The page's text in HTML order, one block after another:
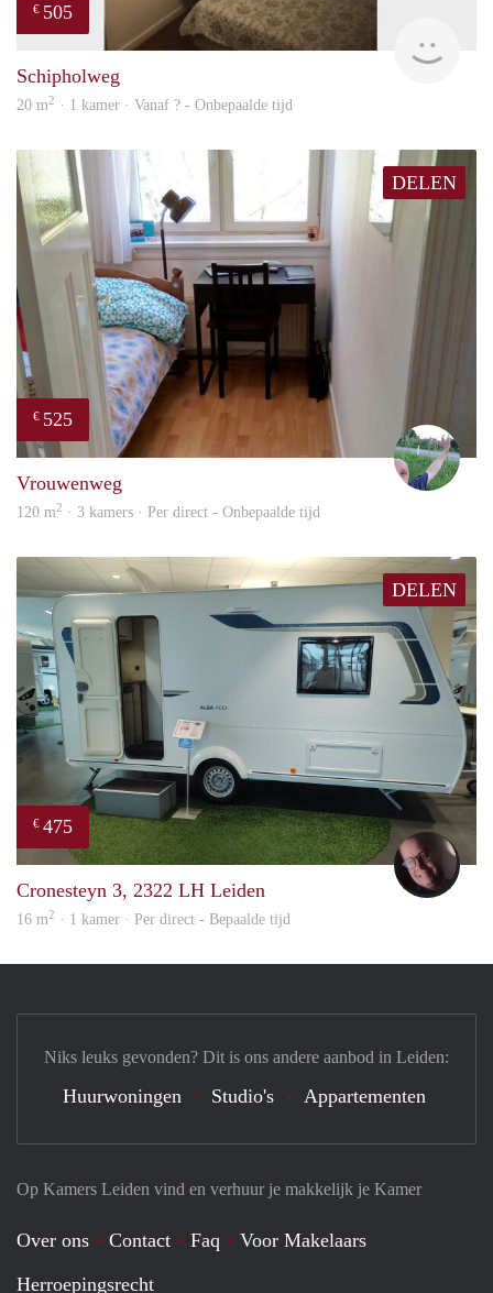
€ 505
Schipholweg
20 m2 · 1 kamer · Vanaf ? - Onbepaalde tijd
DELEN
€ 525
Vrouwenweg
120 m2 · 3 kamers · Per direct - Onbepaalde tijd
DELEN
€ 475
Cronesteyn 3, 2322 LH Leiden
16 m2 · 1 kamer · Per direct - Bepaalde tijd
Op Kamers Leiden vind en verhuur je makkelijk je Kamer
Over ons Contact Faq
Voor Makelaars
Herroepingsrecht
Niks leuks gevonden? Dit is ons andere aanbod in Leiden:
Huurwoningen Studio's Appartementen